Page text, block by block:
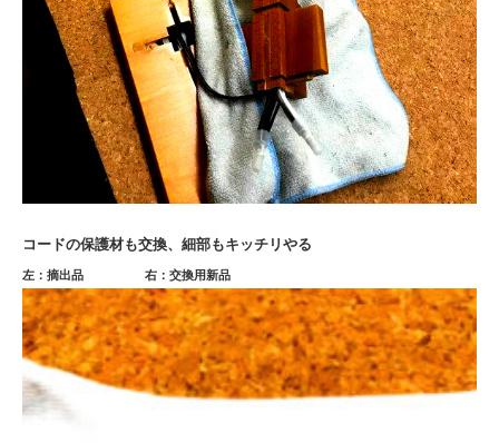
コードの保護材も交換、 細部もキッチリやる
左：摘出品 右：交換用新品